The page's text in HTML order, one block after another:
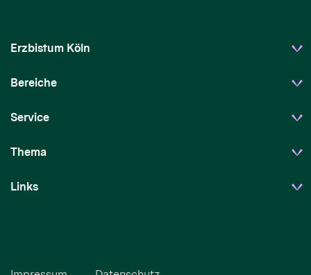
Erzbistum Köln
Bereiche
Service
Thema
Links